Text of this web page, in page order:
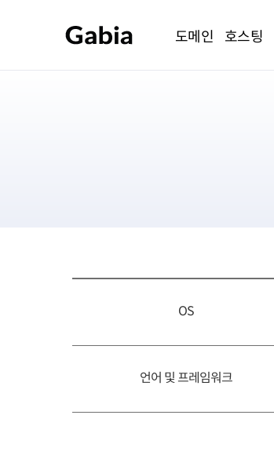
도메인 호스팅
OS
언어 및 프레임워크